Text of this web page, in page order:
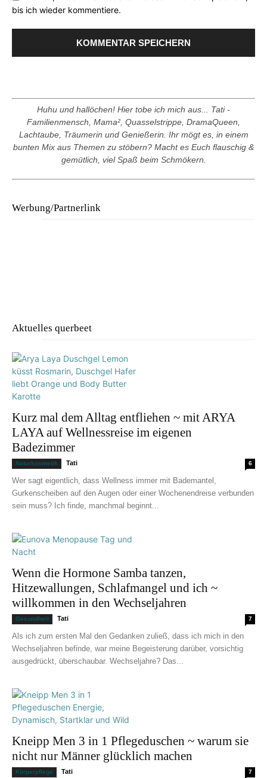
bis ich wieder kommentiere.
Huhu und hallöchen! Hier tobe ich mich aus... Tati -
Familienmensch, Mama², Quasselstrippe, DramaQueen,
Lachtaube, Träumerin und Genießerin. Ihr mögt es, in einem
bunten Mix aus Themen zu stöbern? Macht es Euch flauschig &
gemütlich, viel Spaß beim Schmökern.
Werbung/Partnerlink
Aktuelles querbeet
Kurz mal dem Alltag entfliehen ~ mit ARYA
LAYA auf Wellnessreise im eigenen
Badezimmer
Naturkosmetik Tati 6
Wer sagt eigentlich, dass Wellness immer mit Bademantel,
Gurkenscheiben auf den Augen oder einer Wochenendreise verbunden
sein muss? Ich finde, manchmal beginnt...
Wenn die Hormone Samba tanzen,
Hitzewallungen, Schlafmangel und ich ~
willkommen in den Wechseljahren
Gesundheit Tati 7
Als ich zum ersten Mal den Gedanken zuließ, dass ich mich in den
Wechseljahren befinde, war meine Begeisterung darüber, vorsichtig
ausgedrückt, überschaubar. Wechseljahre? Das...
Kneipp Men 3 in 1 Pflegeduschen ~ warum sie
nicht nur Männer glücklich machen
Körperpflege Tati 7